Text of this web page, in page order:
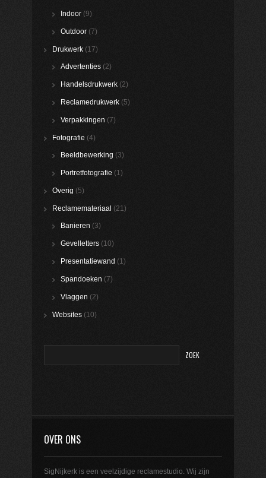
Indoor (9)
Outdoor (7)
Drukwerk (17)
Advertenties (2)
Handelsdrukwerk (2)
Reclamedrukwerk (5)
Verpakkingen (7)
Fotografie (4)
Beeldbewerking (3)
Portretfotografie (1)
Overig (5)
Reclamemateriaal (21)
Banieren (3)
Gevelletters (10)
Presentatiewand (1)
Spandoeken (7)
Vlaggen (2)
Websites (10)
OVER ONS
SigNijkerk is een veelzijdige reclamestudio. Wij zijn